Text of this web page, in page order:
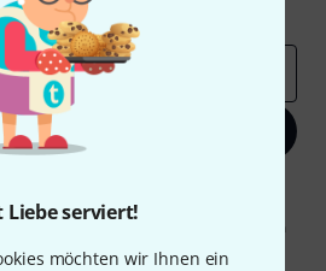
Liebe serviert!
möchten wir Ihnen ein
Deals
Jetzt anmelden
des E-Mail-Nutzungsverhaltens zu. Die
Weitere Informationen finden Sie in